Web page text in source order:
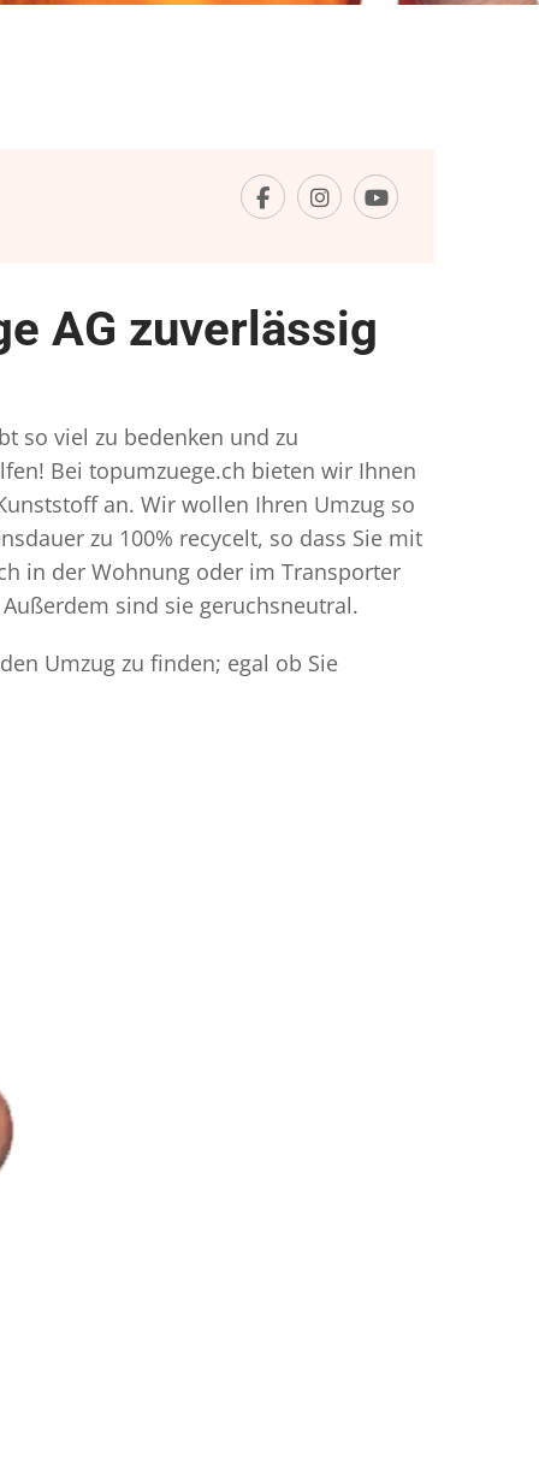
AG zuverlässig
so viel zu bedenken und zu
Bei topumzuege.ch bieten wir Ihnen
an. Wir wollen Ihren Umzug so
zu 100% recycelt, so dass Sie mit
in der Wohnung oder im Transporter
sind sie geruchsneutral.
Umzug zu finden; egal ob Sie